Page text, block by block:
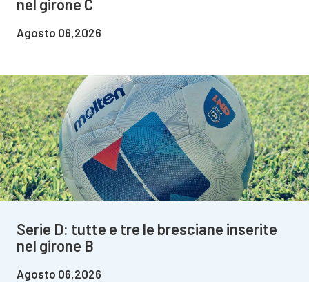
nel girone C
Agosto 06,2026
Serie D: tutte e tre le bresciane inserite
nel girone B
Agosto 06,2026